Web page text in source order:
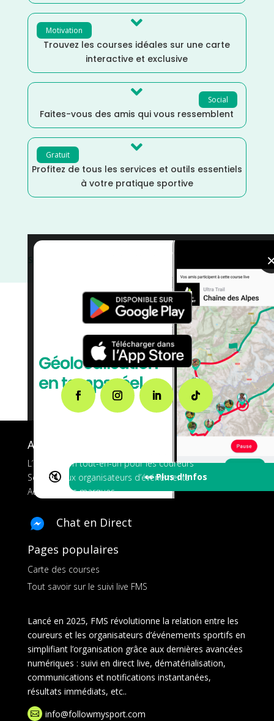
Motivation 
Trouvez les courses idéales sur une carte
interactive et exclusive
Social

Faites-vous des amis qui vous ressemblent
Gratuit 
Profitez de tous les services et outils essentiels
à votre pratique sportive
🔇 👀 Plus d'Infos
Sports Multiples
Distance Faible/courses
A propos de FMS
L’application tout-en-un pour les coureurs
Services aux organisateurs d’événements
Ads pour les marques
Chat en Direct
Pages populaires
Carte des courses
Tout savoir sur le suivi live FMS
Lancé en 2025, FMS révolutionne la relation entre les
coureurs et les organisateurs d’événements sportifs en
simplifiant l’organisation grâce aux dernières avancées
numériques : suivi en direct live, dématérialisation,
communications et notifications instantanées,
résultats immédiats, etc..
 info@followmysport.com